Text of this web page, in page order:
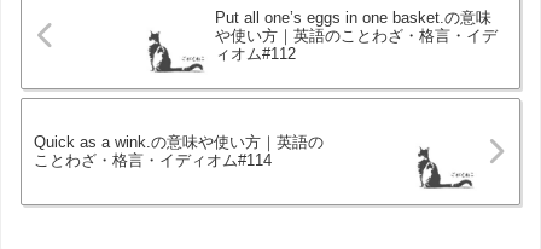
Put all one’s eggs in one basket.の意味
や使い方｜英語のことわざ・格言・イデ
ィオム#112
Quick as a wink.の意味や使い方｜英語の
ことわざ・格言・イディオム#114